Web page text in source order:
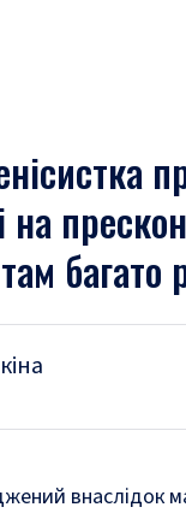
на
багато
внаслідок